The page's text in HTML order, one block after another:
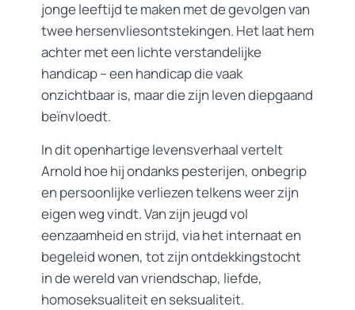
jonge leeftijd te maken met de gevolgen van
twee hersenvliesontstekingen. Het laat hem
achter met een lichte verstandelijke
handicap – een handicap die vaak
onzichtbaar is, maar die zijn leven diepgaand
beïnvloedt.
In dit openhartige levensverhaal vertelt
Arnold hoe hij ondanks pesterijen, onbegrip
en persoonlijke verliezen telkens weer zijn
eigen weg vindt. Van zijn jeugd vol
eenzaamheid en strijd, via het internaat en
begeleid wonen, tot zijn ontdekkingstocht
in de wereld van vriendschap, liefde,
homoseksualiteit en seksualiteit.